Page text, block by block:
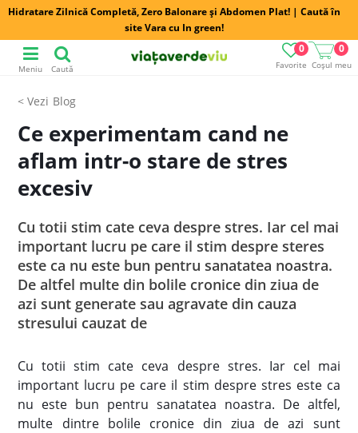
Hidratare Zilnică Completă, Zero Balonare și Abdomen Plat! | Caută în
site Vara cu In green!
Favorite
0
Coșul meu
0
Meniu Caută
Blog
Ce experimentam cand ne
aflam intr-o stare de stres
excesiv
Cu totii stim cate ceva despre stres. Iar cel mai
important lucru pe care il stim despre steres
este ca nu este bun pentru sanatatea noastra.
De altfel multe din bolile cronice din ziua de
azi sunt generate sau agravate din cauza
stresului cauzat de
Cu totii stim cate ceva despre stres. Iar cel mai
important lucru pe care il stim despre stres este ca
nu este bun pentru sanatatea noastra. De altfel,
multe dintre bolile cronice din ziua de azi sunt